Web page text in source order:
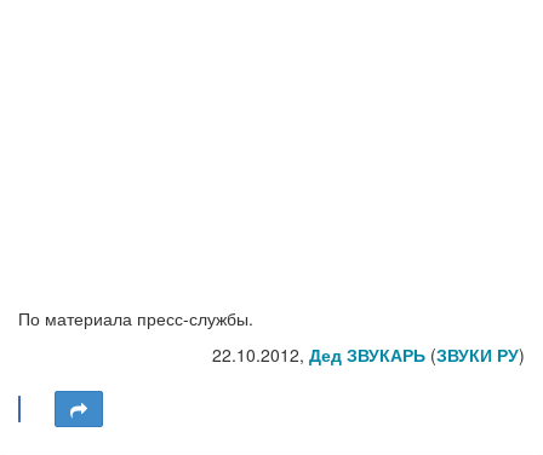
По материала пресс-службы.
22.10.2012, Дед ЗВУКАРЬ (ЗВУКИ РУ)